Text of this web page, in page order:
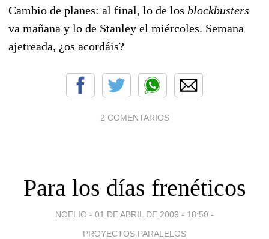
Cambio de planes: al final, lo de los blockbusters
va mañana y lo de Stanley el miércoles. Semana
ajetreada, ¿os acordáis?
2 COMENTARIOS
Para los días frenéticos
NOELIO - 01 DE ABRIL DE 2009 - 18:50 -
PROYECTOS PARALELOS